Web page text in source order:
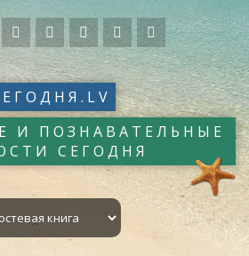
И ПОЗНАВАТЕЛЬНЫЕ
СЕГОДНЯ